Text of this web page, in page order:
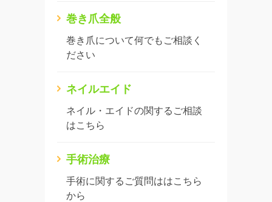
巻き爪全般
巻き爪について何でもご相談く
ださい
ネイルエイド
ネイル・エイドの関するご相談
はこちら
手術治療
手術に関するご質問ははこちら
から